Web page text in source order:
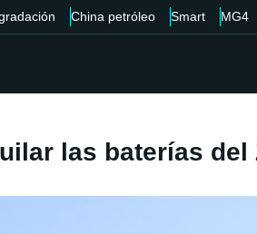
China petróleo Smart MG4
las baterías del